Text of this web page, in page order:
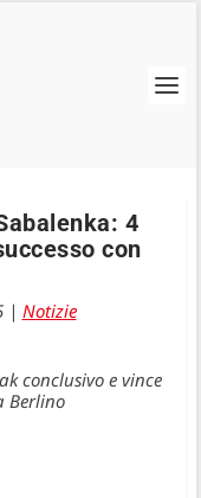
4
con
| Notizie
conclusivo e vince
Berlino